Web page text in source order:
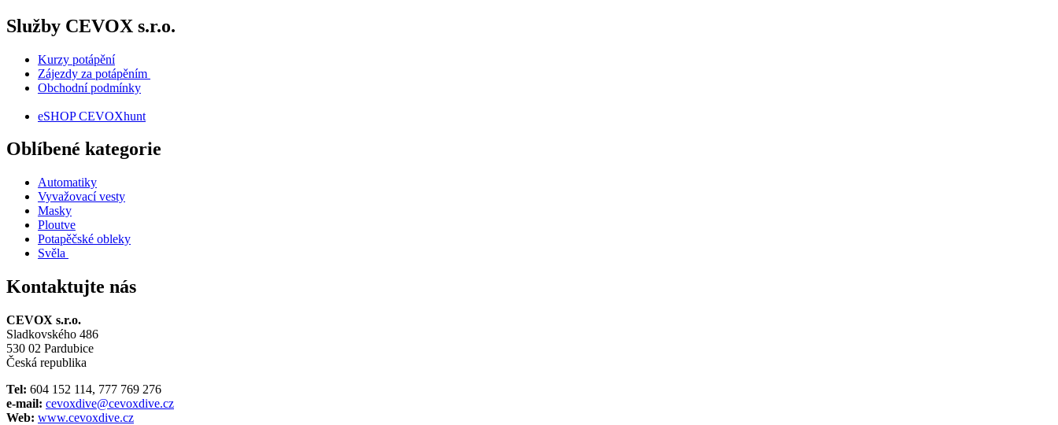
Služby CEVOX s.r.o.
Kurzy potápění
Zájezdy za potápěním
Obchodní podmínky
eSHOP CEVOXhunt
Oblíbené kategorie
Automatiky
Vyvažovací vesty
Masky
Ploutve
Potapěčské obleky
Svěla
Kontaktujte nás
CEVOX s.r.o.
Sladkovského 486
530 02 Pardubice
Česká republika
Tel: 604 152 114, 777 769 276
e-mail: cevoxdive@cevoxdive.cz
Web: www.cevoxdive.cz